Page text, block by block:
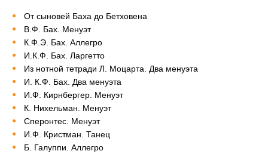
От сыновей Баха до Бетховена
В.Ф. Бах. Менуэт
К.Ф.Э. Бах. Аллегро
И.К.Ф. Бах. Ларгетто
Из нотной тетради Л. Моцарта. Два менуэта
И. К.Ф. Бах. Два менуэта
И.Ф. Кирнбергер. Менуэт
К. Нихельман. Менуэт
Сперонтес. Менуэт
И.Ф. Кристман. Танец
Б. Галуппи. Аллегро